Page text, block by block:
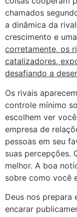
chamados
a dinâmica da
crescimento e
corretamente, os
catalizadores,
desafiando a
Os rivais
controle mínimo
escolhem ver
empresa de
pessoas em seu
suas percepções.
melhor. A boa
sobre como você
Deus nos prepara
encarar